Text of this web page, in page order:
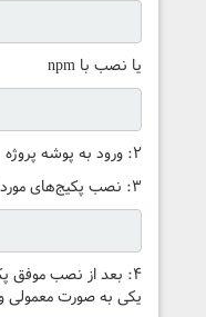
یا نصب با npm
۲: ورود به پوشه پروژه
۳: نصب پکیج‌های مورد نیاز ( لازم به ذکر است باید از قبل Nodejs و NPM رو در سیستم خودتون نصب داشته باشید )
یکی به صورت معمولی